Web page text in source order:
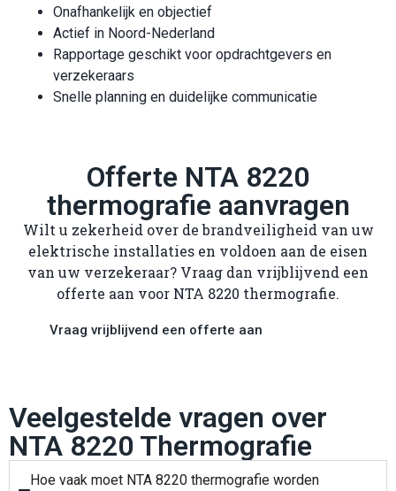
Onafhankelijk en objectief
Actief in Noord-Nederland
Rapportage geschikt voor opdrachtgevers en
verzekeraars
Snelle planning en duidelijke communicatie
Offerte NTA 8220
thermografie aanvragen
Wilt u zekerheid over de brandveiligheid van uw
elektrische installaties en voldoen aan de eisen
van uw verzekeraar? Vraag dan vrijblijvend een
offerte aan voor NTA 8220 thermografie.
Vraag vrijblijvend een offerte aan
Veelgestelde vragen over
NTA 8220 Thermografie
Hoe vaak moet NTA 8220 thermografie worden